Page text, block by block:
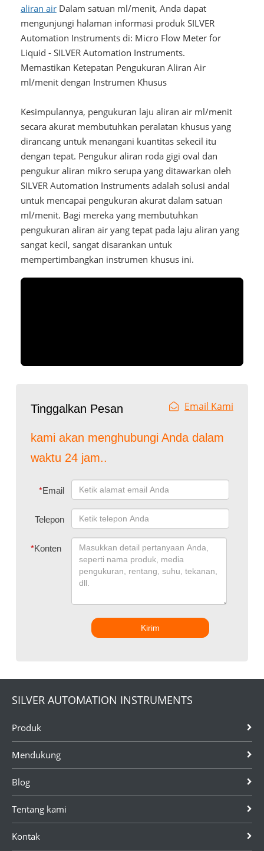
aliran airDalam satuan ml/menit, Anda dapat
mengunjungi halaman informasi produk SILVER
Automation Instruments di: Micro Flow Meter for
Liquid - SILVER Automation Instruments.
Memastikan Ketepatan Pengukuran Aliran Air
ml/menit dengan Instrumen Khusus
Kesimpulannya, pengukuran laju aliran air ml/menit
secara akurat membutuhkan peralatan khusus yang
dirancang untuk menangani kuantitas sekecil itu
dengan tepat. Pengukur aliran roda gigi oval dan
pengukur aliran mikro serupa yang ditawarkan oleh
SILVER Automation Instruments adalah solusi andal
untuk mencapai pengukuran akurat dalam satuan
ml/menit. Bagi mereka yang membutuhkan
pengukuran aliran air yang tepat pada laju aliran yang
sangat kecil, sangat disarankan untuk
mempertimbangkan instrumen khusus ini.
Tinggalkan Pesan Email Kami
kami akan menghubungi Anda dalam
waktu 24 jam..
*Email
Telepon
*Konten
Kirim
SILVER AUTOMATION INSTRUMENTS
Produk
Mendukung
Blog
Tentang kami
Kontak